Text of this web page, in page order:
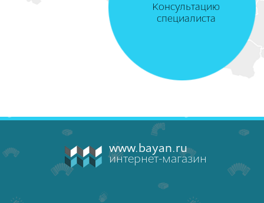
Консультацию
специалиста
www.bayan.ru
интернет-магазин